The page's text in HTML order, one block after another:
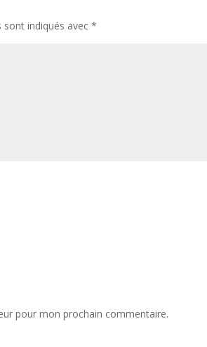
sont indiqués avec*
pour mon prochain commentaire.